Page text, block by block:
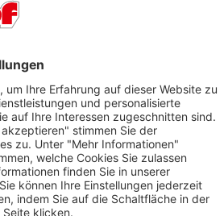
SIE UNS
Einstellungen Widerrufsrecht
Unsere AGB Impressum